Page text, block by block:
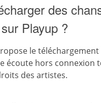
des
Playup ?
le téléchargement
écoute hors connexion
des artistes.